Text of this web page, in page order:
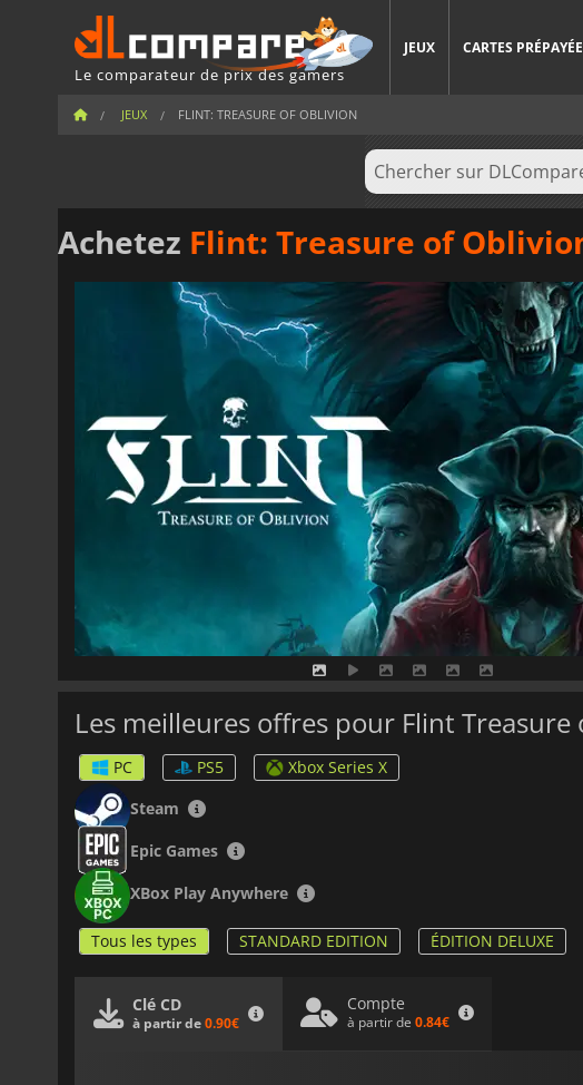
Le comparateur de prix des gamers
JEUX CARTES
JEUX FLINT: TREASURE OF OBLIVION
Achetez Flint: Treasure of
Les meilleures offres pour Flint Treasure
PC PS5
Xbox Series X
Steam
Epic Games
XBox Play Anywhere
Tous les types STANDARD EDITION ÉDITION DELUXE
Clé CD
à partir de0.90€
Compte
à partir de 0.84€